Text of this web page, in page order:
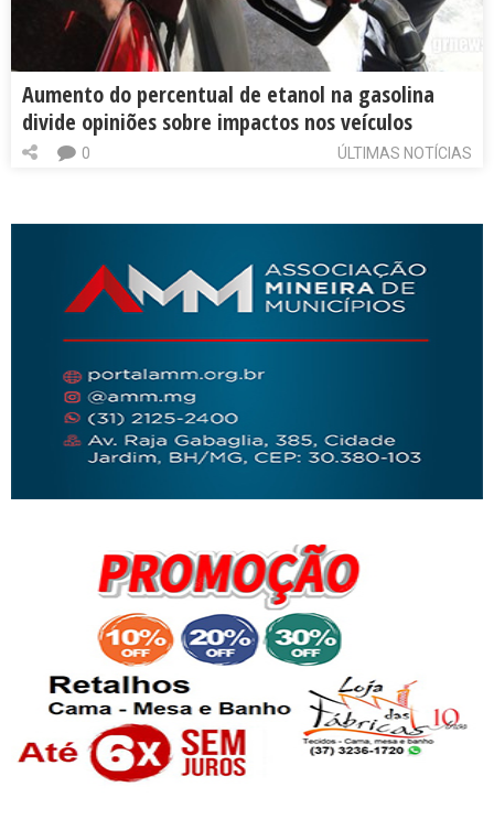
Aumento do percentual de etanol na gasolina
divide opiniões sobre impactos nos veículos
ÚLTIMAS NOTÍCIAS
0